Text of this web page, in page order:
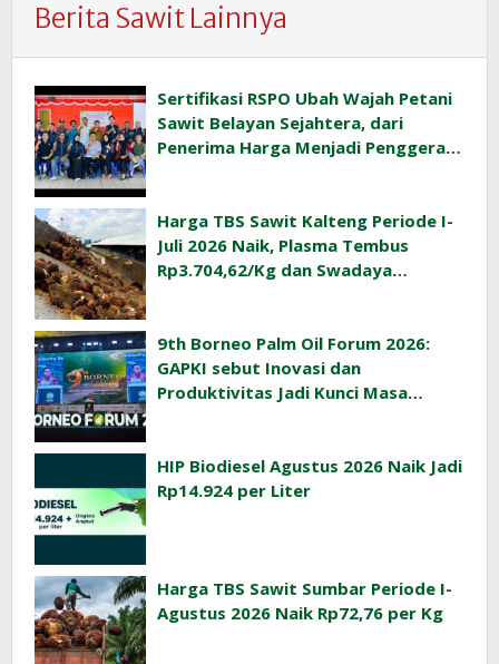
Berita Sawit Lainnya
Sertifikasi RSPO Ubah Wajah Petani
Sawit Belayan Sejahtera, dari
Penerima Harga Menjadi Penggerak
Harga TBS Sawit Kalteng Periode I-
Juli 2026 Naik, Plasma Tembus
Rp3.704,62/Kg dan Swadaya
9th Borneo Palm Oil Forum 2026:
GAPKI sebut Inovasi dan
Produktivitas Jadi Kunci Masa
HIP Biodiesel Agustus 2026 Naik Jadi
Rp14.924 per Liter
Harga TBS Sawit Sumbar Periode I-
Agustus 2026 Naik Rp72,76 per Kg